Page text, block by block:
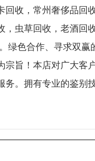
收，常州奢侈品回
虫草回收，老酒回
绿色合作、寻求双
旨！本店对广大客
。拥有专业的鉴别